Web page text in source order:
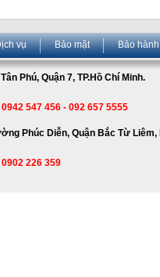
vụ Bảo mật Bảo hành
Phú, Quận 7, TP.Hồ Chí Minh.
547 456 - 092 657 5555
Phúc Diễn, Quận Bắc Từ Liêm,
226 359